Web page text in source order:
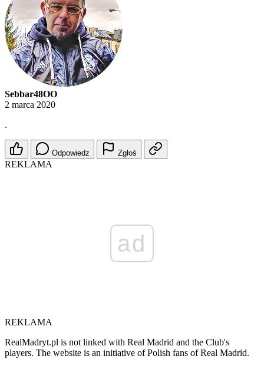
Sebbar48OO
2 marca 2020
.
Odpowiedz Zgłoś
REKLAMA
ad
REKLAMA
RealMadryt.pl is not linked with Real Madrid and the Club's
players. The website is an initiative of Polish fans of Real Madrid.